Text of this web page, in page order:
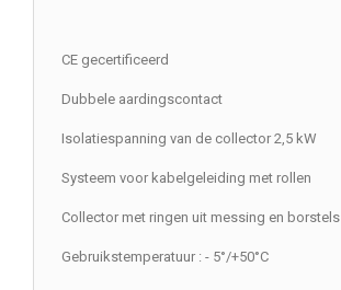
CE gecertificeerd
Dubbele aardingscontact
Isolatiespanning van de collector 2,5 kW
Systeem voor kabelgeleiding met rollen
Collector met ringen uit messing en borstels
Gebruikstemperatuur : - 5°/+50°C